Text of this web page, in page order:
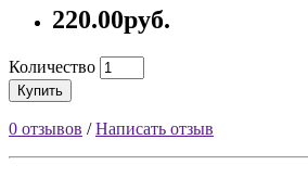
220.00руб.
Количество
Купить
0 отзывов /Написать отзыв